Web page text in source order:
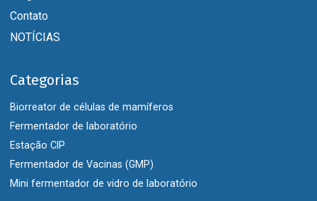
Contato
NOTÍCIAS
Categorias
Biorreator de células de mamíferos
Fermentador de laboratório
Estação CIP
Fermentador de Vacinas (GMP)
Mini fermentador de vidro de laboratório